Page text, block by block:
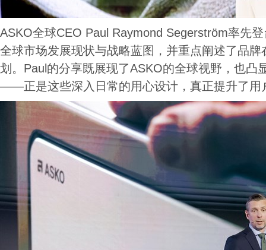
ASKO全球CEO Paul Raymond Segerström率先
全球市场发展现状与战略蓝图，并重点阐述了品
划。Paul的分享既展现了ASKO的全球视野，也凸
——正是这些深入日常的用心设计，真正提升了用